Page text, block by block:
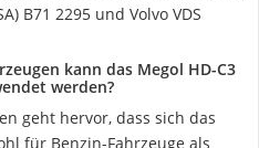
B71 2295 und Volvo VDS
kann das Megol HD-C3
werden?
geht hervor, dass sich das
für Benzin-Fahrzeuge als